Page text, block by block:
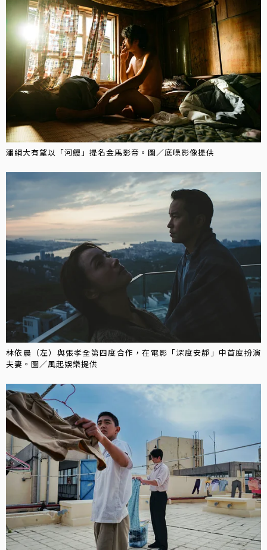
潘綱大有望以「河鰻」提名金馬影帝。圖／底噪影像提供
林依晨（左）與張孝全第四度合作，在電影「深度安靜」中首度扮演
夫妻。圖／風起娛樂提供